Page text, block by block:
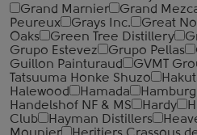
Grand Marnier
Grand
Peureux
Grays Inc. Great
Oaks
Green Tree Distillery
Grupo Estevez
Grupo Pellas
Guillon Painturaud
GVMT
Tatsuuma Honke Shuzo
Halewood
Hamada
Handelshof NF & MS
Hardy
Club
Hayman Distillers